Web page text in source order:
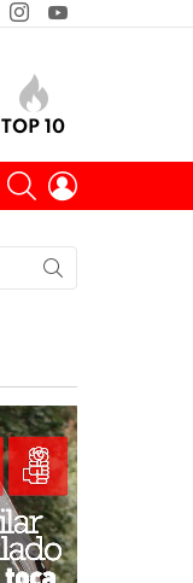
TOP 10
SWITCH
SKIN
BUSCAR